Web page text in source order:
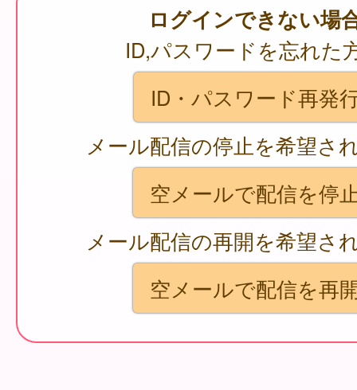
ログインできない場
ID,パスワードを忘れた
ID・パスワード再発
メール配信の停止を希望さ
空メールで配信を停
メール配信の再開を希望さ
空メールで配信を再